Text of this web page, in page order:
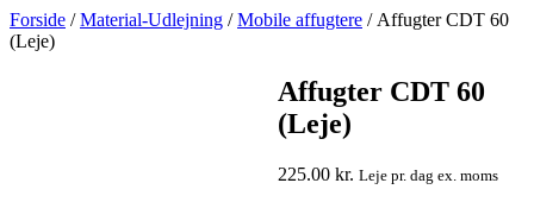
Spring
til
Forside /Material-Udlejning /Mobile affugtere / Affugter CDT 60
(Leje)
Affugter CDT 60
(Leje)
225.00 kr. Leje pr. dag ex. moms